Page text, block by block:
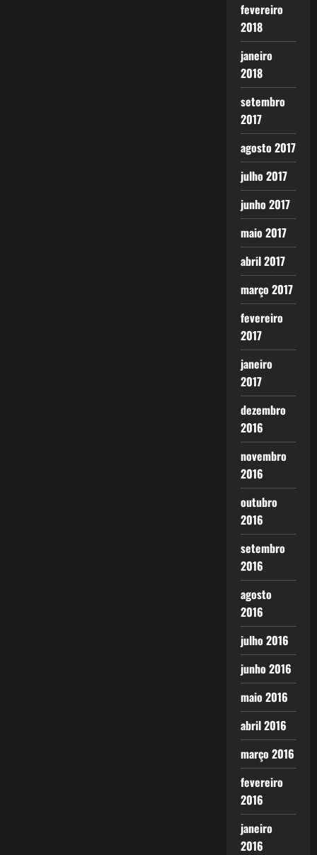
fevereiro
2018
janeiro
2018
setembro
2017
agosto 2017
julho 2017
junho 2017
maio 2017
abril 2017
março 2017
fevereiro
2017
janeiro
2017
dezembro
2016
novembro
2016
outubro
2016
setembro
2016
agosto
2016
julho 2016
junho 2016
maio 2016
abril 2016
março 2016
fevereiro
2016
janeiro
2016